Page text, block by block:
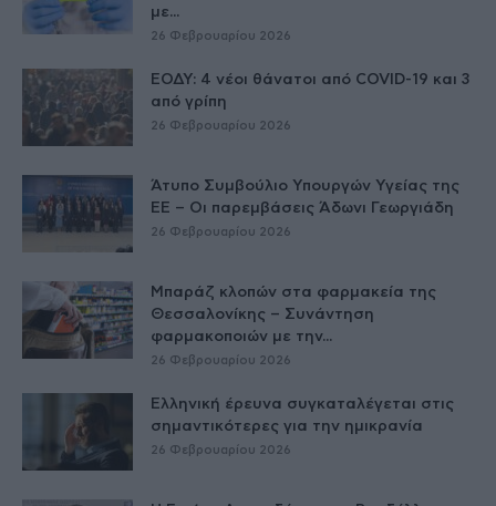
με...
26 Φεβρουαρίου 2026
ΕΟΔΥ: 4 νέοι θάνατοι από COVID-19 και 3
από γρίπη
26 Φεβρουαρίου 2026
Άτυπο Συμβούλιο Υπουργών Υγείας της
ΕE – Οι παρεμβάσεις Άδωνι Γεωργιάδη
26 Φεβρουαρίου 2026
Μπαράζ κλοπών στα φαρμακεία της
Θεσσαλονίκης – Συνάντηση
φαρμακοποιών με την...
26 Φεβρουαρίου 2026
Ελληνική έρευνα συγκαταλέγεται στις
σημαντικότερες για την ημικρανία
26 Φεβρουαρίου 2026